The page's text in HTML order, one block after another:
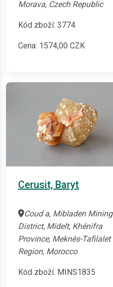
Morava, Czech Republic
Kód zboží: 3774
Cena: 1574,00 CZK
Cerusit, Baryt
Coud a, Mibladen Mining
District, Midelt, Khénifra
Province, Meknès-Tafilalet
Region, Morocco
Kód zboží: MINS1835